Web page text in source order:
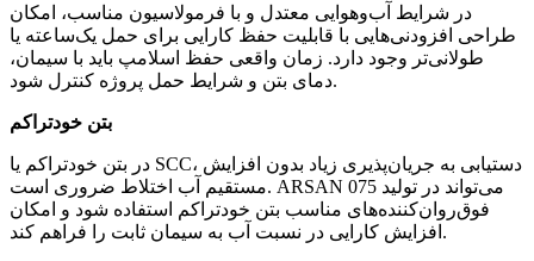
در شرایط آب‌وهوایی معتدل و با فرمولاسیون مناسب، امکان
طراحی افزودنی‌هایی با قابلیت حفظ کارایی برای حمل یک‌ساعته یا
طولانی‌تر وجود دارد. زمان واقعی حفظ اسلامپ باید با سیمان،
دمای بتن و شرایط حمل پروژه کنترل شود.
بتن خودتراکم
در بتن خودتراکم یا SCC، دستیابی به جریان‌پذیری زیاد بدون افزایش
مستقیم آب اختلاط ضروری است. ARSAN 075 می‌تواند در تولید
فوق‌روان‌کننده‌های مناسب بتن خودتراکم استفاده شود و امکان
افزایش کارایی در نسبت آب به سیمان ثابت را فراهم کند.